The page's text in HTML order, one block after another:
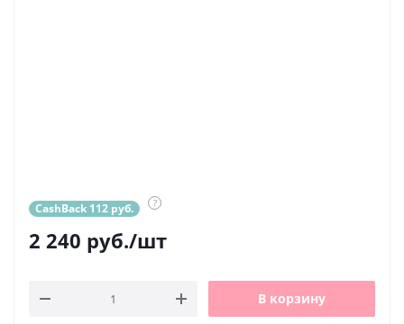
CashBack 112 руб. ?
2 240 руб./шт
В корзину